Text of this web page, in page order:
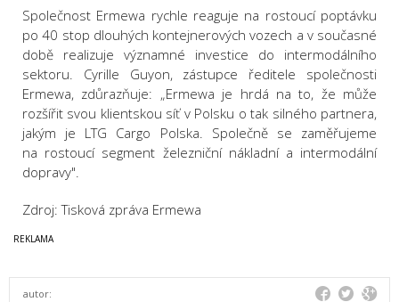
Společnost Ermewa rychle reaguje na rostoucí poptávku
po 40 stop dlouhých kontejnerových vozech a v současné
době realizuje významné investice do intermodálního
sektoru. Cyrille Guyon, zástupce ředitele společnosti
Ermewa, zdůrazňuje: „Ermewa je hrdá na to, že může
rozšířit svou klientskou síť v Polsku o tak silného partnera,
jakým je LTG Cargo Polska. Společně se zaměřujeme
na rostoucí segment železniční nákladní a intermodální
dopravy".
Zdroj: Tisková zpráva Ermewa
autor: